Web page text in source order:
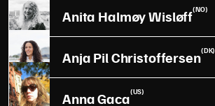
Anita Halmøy Wisløff(NO)
Anja Pil Christoffersen(DK)
Anna Gaca(US)